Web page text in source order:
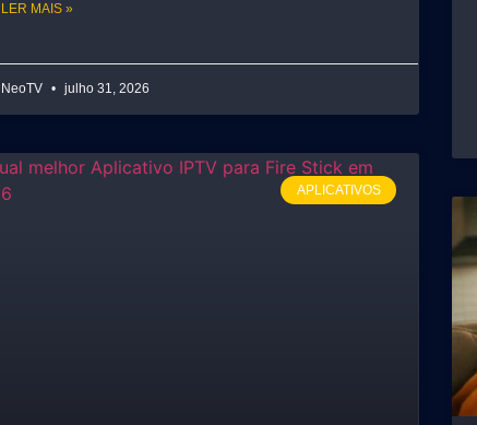
LER MAIS »
NeoTV julho 31, 2026
APLICATIVOS